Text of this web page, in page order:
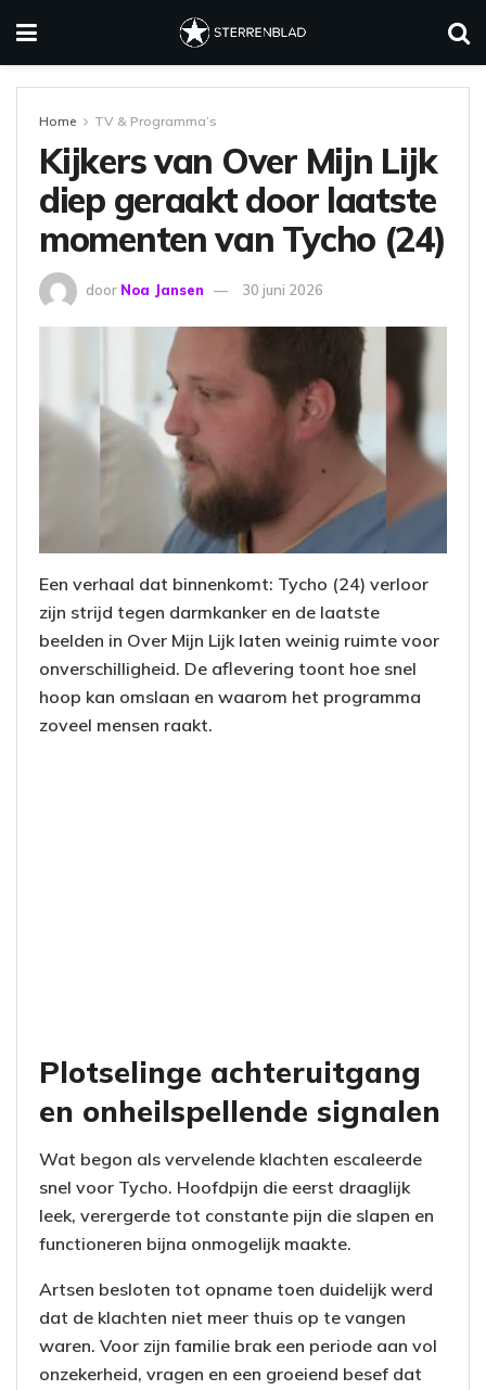
Home TV & Programma’s
Kijkers van Over Mijn Lijk
diep geraakt door laatste
momenten van Tycho (24)
door Noa Jansen 30 juni 2026
Een verhaal dat binnenkomt: Tycho (24) verloor
zijn strijd tegen darmkanker en de laatste
beelden in Over Mijn Lijk laten weinig ruimte voor
onverschilligheid. De aflevering toont hoe snel
hoop kan omslaan en waarom het programma
zoveel mensen raakt.
Plotselinge achteruitgang
en onheilspellende signalen
Wat begon als vervelende klachten escaleerde
snel voor Tycho. Hoofdpijn die eerst draaglijk
leek, verergerde tot constante pijn die slapen en
functioneren bijna onmogelijk maakte.
Artsen besloten tot opname toen duidelijk werd
dat de klachten niet meer thuis op te vangen
waren. Voor zijn familie brak een periode aan vol
onzekerheid, vragen en een groeiend besef dat